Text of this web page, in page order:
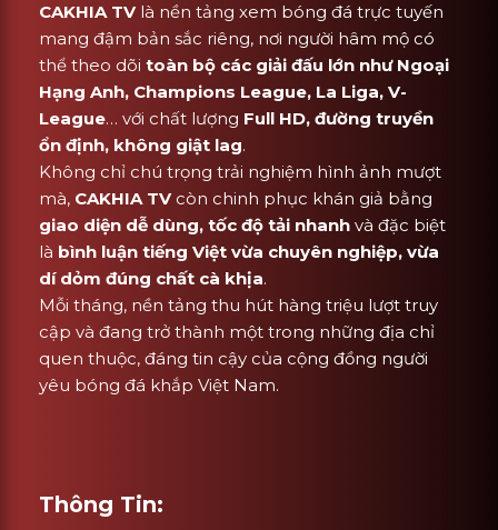
CAKHIA TVlà nền tảng xem bóng đá trực tuyến
mang đậm bản sắc riêng, nơi người hâm mộ có
thể theo dõi toàn bộ các giải đấu lớn như Ngoại
Hạng Anh, Champions League, La Liga, V-
League… với chất lượng Full HD, đường truyền
ổn định, không giật lag.
Không chỉ chú trọng trải nghiệm hình ảnh mượt
mà, CAKHIA TVcòn chinh phục khán giả bằng
giao diện dễ dùng, tốc độ tải nhanh và đặc biệt
là bình luận tiếng Việt vừa chuyên nghiệp, vừa
dí dỏm đúng chất cà khịa.
Mỗi tháng, nền tảng thu hút hàng triệu lượt truy
cập và đang trở thành một trong những địa chỉ
quen thuộc, đáng tin cậy của cộng đồng người
yêu bóng đá khắp Việt Nam.
Thông Tin: